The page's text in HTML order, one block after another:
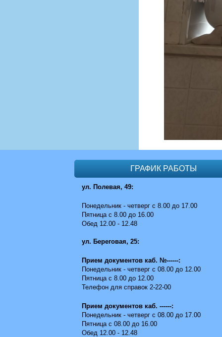
ГРАФИК РАБОТЫ
ул. Полевая, 49:
Понедельник - четверг с 8.00 до 17.00
Пятница с 8.00 до 16.00
Обед 12.00 - 12.48
ул. Береговая, 25:
Прием документов каб. №------:
Понедельник - четверг с 08.00 до 12.00
Пятница с 8.00 до 12.00
Телефон для справок 2-22-00
Прием документов каб. ------:
Понедельник - четверг с 08.00 до 17.00
Пятница с 08.00 до 16.00
Обед 12.00 - 12.48